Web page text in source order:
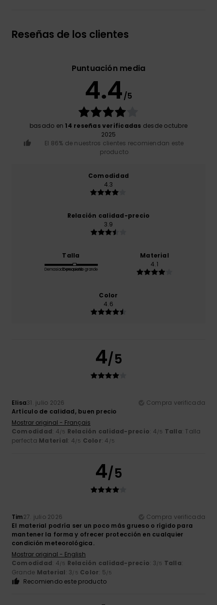
Reseñas de los clientes
Puntuación media
4.4/5
basado en 14 reseñas verificadas desde octubre
2025
El 86% de nuestros clientes recomiendan este
producto
Comodidad
4.3
Relación calidad-precio
3.9
Talla
Demasiado pequeño
Demasiado grande
Material
4.1
Color
4.6
4/5
Elisa31. julio 2026
Compra verificada
Artículo de calidad, buen precio
Mostrar original - Français
Comodidad: 4/5 Relación calidad-precio: 4/5 Talla: Talla
perfecta Material: 4/5 Color: 4 /5
4/5
Tim27. julio 2026
Compra verificada
El material podría ser un poco más grueso o rígido para
mantener la forma y ofrecer protección en cualquier
condición meteorológica.
Mostrar original - English
Comodidad: 4/5 Relación calidad-precio: 3/5 Talla:
Grande Material: 3/5 Color: 5/5
Recomiendo este producto